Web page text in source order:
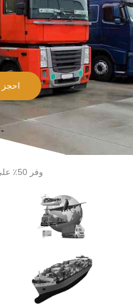
وفر 50٪ على شحن الاثاث